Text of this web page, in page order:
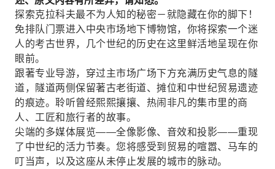
探索克拉科夫最不为人知的秘密－就隐藏在你的脚下！
免排队门票进入中央市场地下博物馆，你将探索一个迷
人的考古世界，几个世纪的历史在这里鲜活地呈现在你
眼前。
跟著专业导游，穿过主市场广场下方充满历史气息的隧
道，隧道两侧保留著古老街道、摊位和中世纪贸易遗迹
的痕迹。聆听曾经熙熙攘攘、热闹非凡的集市里的商
人、工匠和旅行者的故事。
尖端的多媒体展览——全像影像、音效和投影——重现
了中世纪的活力节奏。您将感受到贸易的喧嚣、马车的
叮当声，以及这座从未停止发展的城市的脉动。